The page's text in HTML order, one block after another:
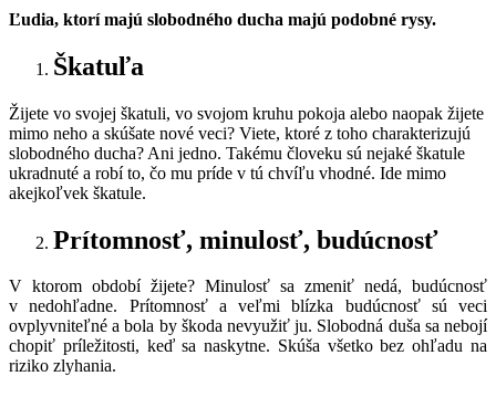
Ľudia, ktorí majú slobodného ducha majú podobné rysy.
Škatuľa
Žijete vo svojej škatuli, vo svojom kruhu pokoja alebo naopak žijete
mimo neho a skúšate nové veci? Viete, ktoré z toho charakterizujú
slobodného ducha? Ani jedno. Takému človeku sú nejaké škatule
ukradnuté a robí to, čo mu príde v tú chvíľu vhodné. Ide mimo
akejkoľvek škatule.
Prítomnosť, minulosť, budúcnosť
V ktorom období žijete? Minulosť sa zmeniť nedá, budúcnosť
v nedohľadne. Prítomnosť a veľmi blízka budúcnosť sú veci
ovplyvniteľné a bola by škoda nevyužiť ju. Slobodná duša sa nebojí
chopiť príležitosti, keď sa naskytne. Skúša všetko bez ohľadu na
riziko zlyhania.